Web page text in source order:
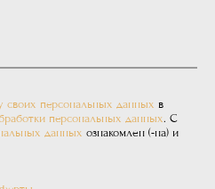
своих персональных данных в
персональных данных. С
данных ознакомлен (-на) и